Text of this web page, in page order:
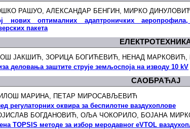
РАШУО, АЛЕКСАНДАР БЕНГИН, МИРКО
нових оптималних адаптроничких
пакета
ЈАКШИЋ, ЗОРИЦА БОГИЋЕВИЋ, НЕНАД
деловања заштите струје земљоспоја на изводу 10 kV
САОБРАЋАЈ
МАРИНА, ПЕТАР МИРОСАВЉЕВИЋ
регулаторних оквира за беспилотне ваздухоплове
БОГДАНОВИЋ, ОЉА ЧОКОРИЛО, БОЈАНА
TOPSIS методе за избор меродавног eVTOL